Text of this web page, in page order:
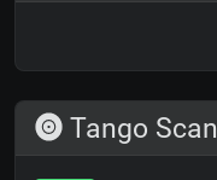
Tango Scan